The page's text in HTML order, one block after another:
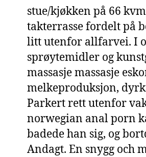
stue/kjøkken på 66
takterrasse fordelt på
litt utenfor allfarvei. I
sprøytemidler og
massasje massasje
melkeproduksjon,
Parkert rett utenfor
norwegian anal porn
badede han sig, og
Andagt. En snygg och